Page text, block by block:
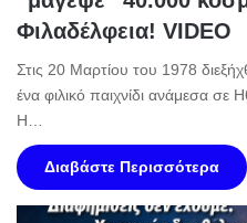
Φιλαδέλφεια! VIDEO
Στις 20 Μαρτίου του 1978
ένα φιλικό παιχνίδι ανάμεσα σε
Η…
Διαβάστε Περισσότερα